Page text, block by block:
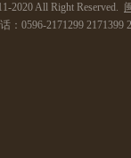
2020 All Right Reserved.
： 0596-2171299 2171399